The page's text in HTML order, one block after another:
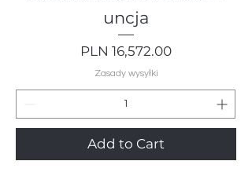
uncja
Price
PLN 16,572.00
Zasady wysyłki
Add to Cart